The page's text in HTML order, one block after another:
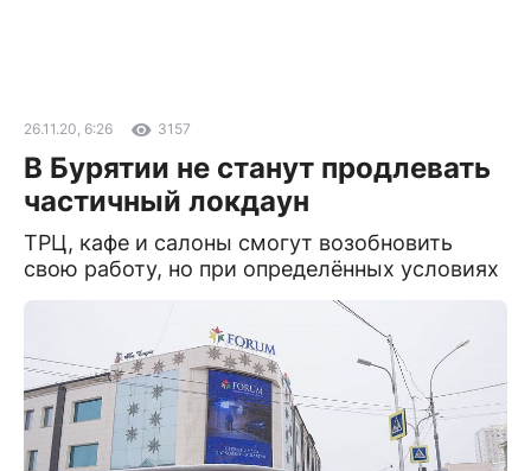
26.11.20, 6:26 3157
В Бурятии не станут продлевать
частичный локдаун
ТРЦ, кафе и салоны смогут возобновить
свою работу, но при определённых условиях